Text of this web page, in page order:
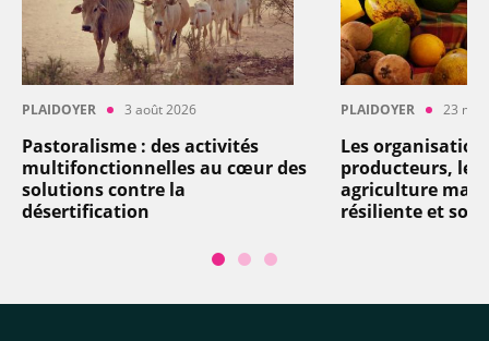
PLAIDOYER 3 août 2026
Pastoralisme : des activités
multifonctionnelles au cœur des
solutions contre la
désertification
PLAIDOYER 23 mai
Les
producteurs,
agriculture
résiliente et